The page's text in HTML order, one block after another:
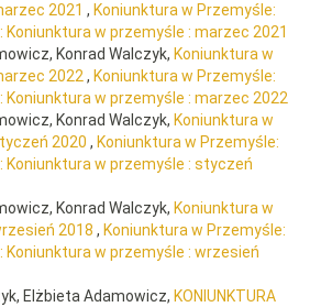
2021 , Koniunktura w Przemyśle:
Koniunktura w przemyśle : marzec 2021
Konrad Walczyk, Koniunktura w
2022 , Koniunktura w Przemyśle:
Koniunktura w przemyśle : marzec 2022
Konrad Walczyk, Koniunktura w
2020 , Koniunktura w Przemyśle:
Koniunktura w przemyśle : styczeń
Konrad Walczyk, Koniunktura w
2018 , Koniunktura w Przemyśle:
Koniunktura w przemyśle : wrzesień
Elżbieta Adamowicz, KONIUNKTURA